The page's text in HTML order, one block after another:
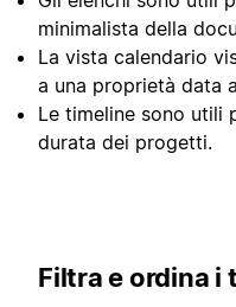
minimalista della
La vista calendario
a una proprietà data
Le timeline sono utili
durata dei progetti.
Filtra e ordina i